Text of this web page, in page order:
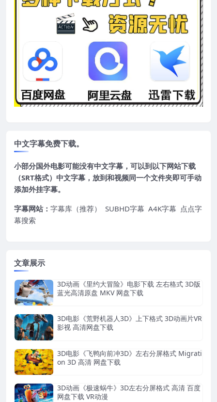
中文字幕免费下载。
小部分国外电影可能没有中文字幕，可以到以下网站下载
（SRT格式）中文字幕，放到和视频同一个文件夹即可手动
添加外挂字幕。
字幕网站： 字幕库（推荐） SUBHD字幕 A4K字幕 点点字
幕搜索
文章展示
3D动画《里约大冒险》电影下载 左右格式 3D版
蓝光高清原盘 MKV 网盘下载
3D电影《荒野机器人3D》上下格式 3D动画片VR
影视 高清网盘下载
3D电影《飞鸭向前冲3D》左右分屏格式 Migrati
on 3D 高清 网盘下载
3D动画《极速蜗牛》3D左右分屏格式 高清 百度
网盘下载 VR动漫